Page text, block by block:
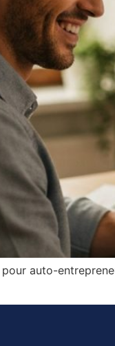
auto-